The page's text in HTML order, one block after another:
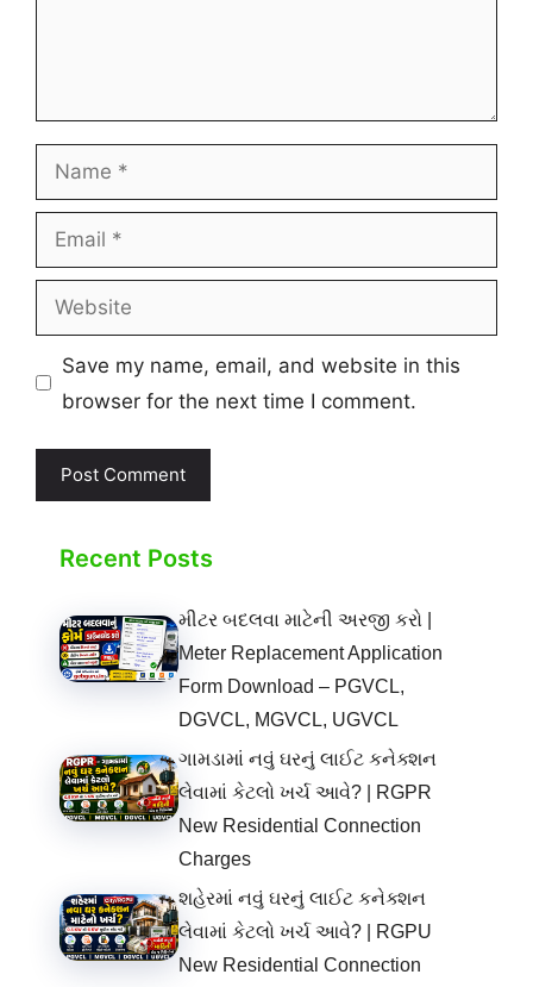
Name
Email
Website
Save my name, email, and website in this
browser for the next time I comment.
Recent Posts
મીટર બદલવા માટેની અરજી કરો |
Meter Replacement Application
Form Download – PGVCL,
DGVCL, MGVCL, UGVCL
ગામડામાં નવું ઘરનું લાઈટ કનેક્શન
લેવામાં કેટલો ખર્ચ આવે? | RGPR
New Residential Connection
Charges
શહેરમાં નવું ઘરનું લાઈટ કનેક્શન
લેવામાં કેટલો ખર્ચ આવે? | RGPU
New Residential Connection